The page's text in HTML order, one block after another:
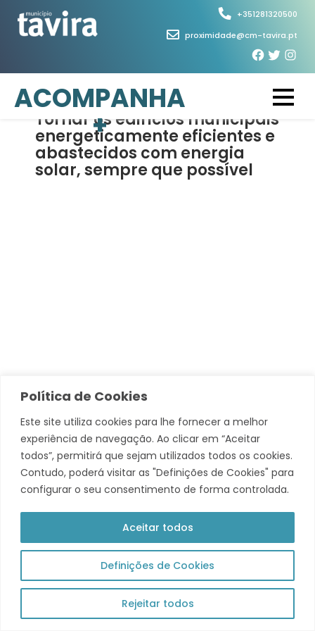
Política de Cookies
Este site utiliza cookies para lhe fornecer a melhor
experiência de navegação. Ao clicar em “Aceitar
todos”, permitirá que sejam utilizados todos os cookies.
Contudo, poderá visitar as "Definições de Cookies" para
configurar o seu consentimento de forma controlada.
Definições de Cookies
Rejeitar todos
Aceitar todos
+351281320500
proximidade@cm-tavira.pt
ACOMPANHA
+
5 de Março, 2026
Tornar os edifícios municipais
energeticamente eficientes e
abastecidos com energia
solar, sempre que possível
© 2026 Município de Tavira. Todos os direitos reservados.
Acompanha +
Theme by Grace Themes